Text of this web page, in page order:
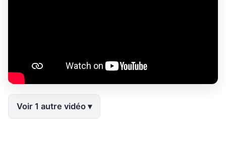
Voir 1 autre vidéo